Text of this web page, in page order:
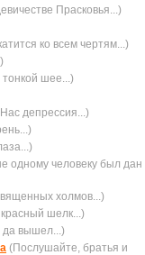
Прасковья...)
ко всем чеpтям...)
тонкой шее...)
депрессия...)
одному человеку был дан
холмов...)
шелк...)
вышел...)
(Послушайте, братья и